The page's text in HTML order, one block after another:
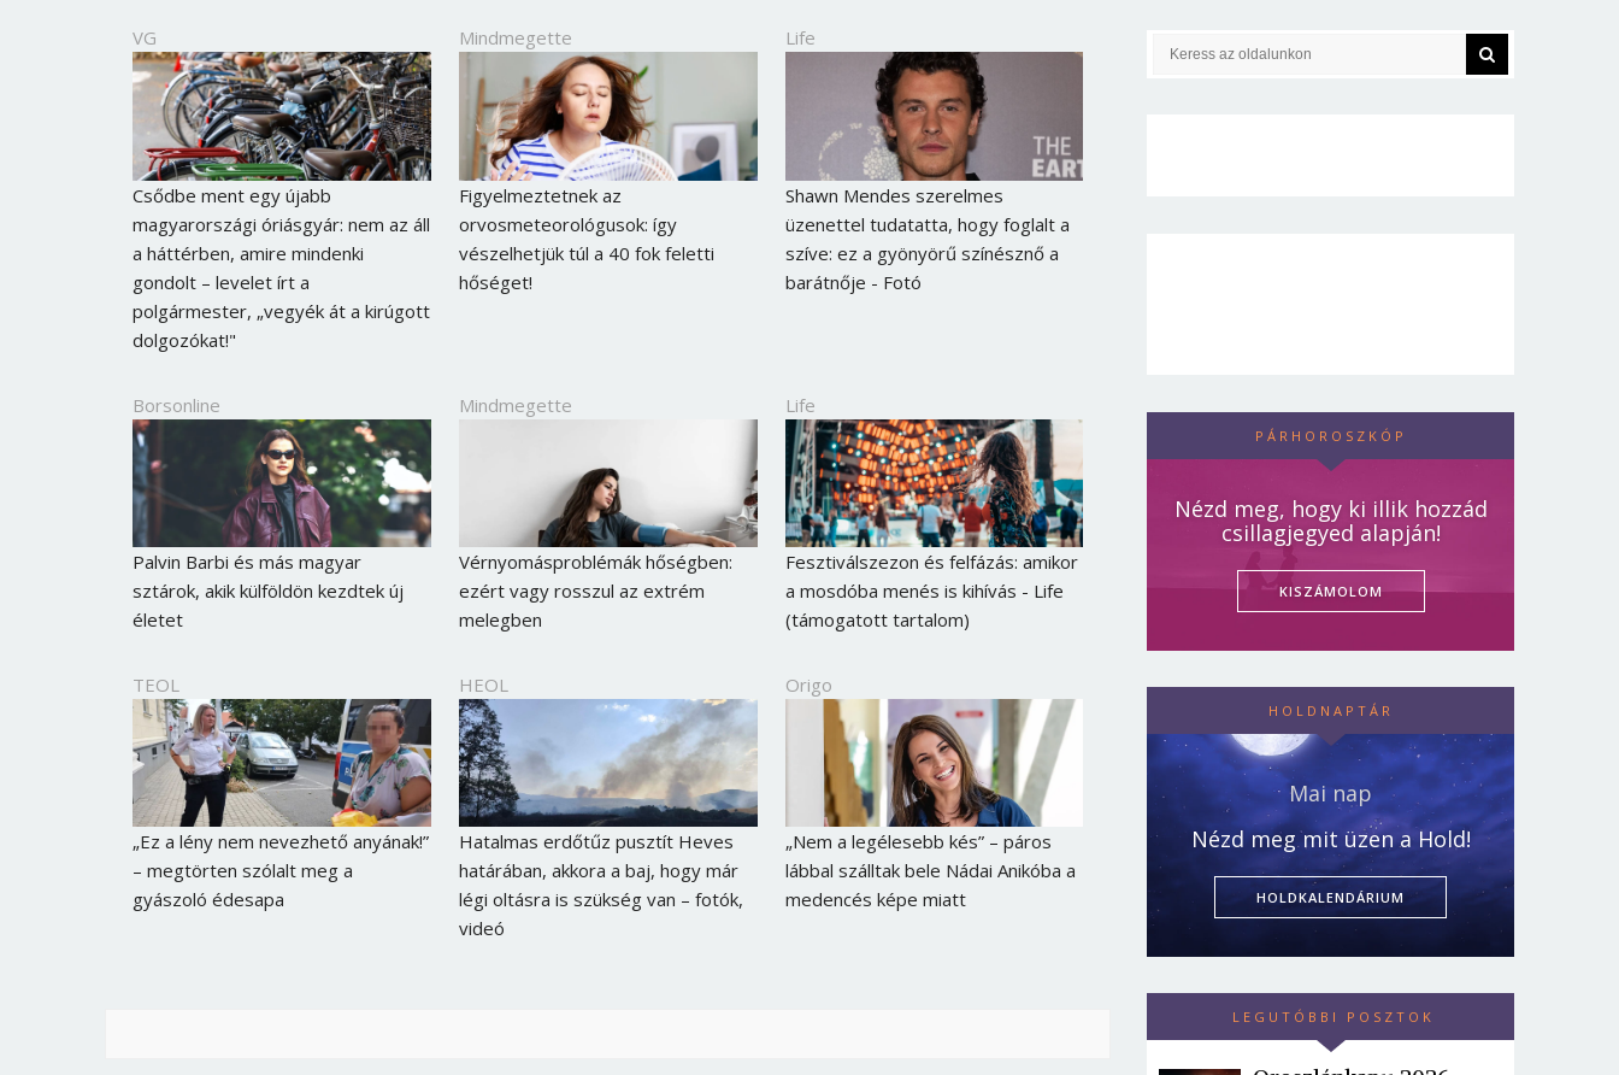
VG
Csődbe ment egy újabb
magyarországi óriásgyár: nem az áll
a háttérben, amire mindenki
gondolt – levelet írt a
polgármester, „vegyék át a kirúgott
dolgozókat!"
Mindmegette
Figyelmeztetnek az
orvosmeteorológusok: így
vészelhetjük túl a 40 fok feletti
hőséget!
Life
Shawn Mendes szerelmes
üzenettel tudatatta, hogy foglalt a
szíve: ez a gyönyörű színésznő a
barátnője - Fotó
Borsonline
Palvin Barbi és más magyar
sztárok, akik külföldön kezdtek új
életet
Mindmegette
Vérnyomásproblémák hőségben:
ezért vagy rosszul az extrém
melegben
Life
Fesztiválszezon és felfázás: amikor
a mosdóba menés is kihívás - Life
(támogatott tartalom)
TEOL
„Ez a lény nem nevezhető anyának!”
– megtörten szólalt meg a
gyászoló édesapa
HEOL
Hatalmas erdőtűz pusztít Heves
határában, akkora a baj, hogy már
légi oltásra is szükség van – fotók,
videó
Origo
„Nem a legélesebb kés” – páros
lábbal szálltak bele Nádai Anikóba a
medencés képe miatt
PÁRHOROSZKÓP
Nézd meg, hogy ki illik hozzád
csillagjegyed alapján!
KISZÁMOLOM
HOLDNAPTÁR
Mai nap
Nézd meg mit üzen a Hold!
HOLDKALENDÁRIUM
LEGUTÓBBI POSZTOK